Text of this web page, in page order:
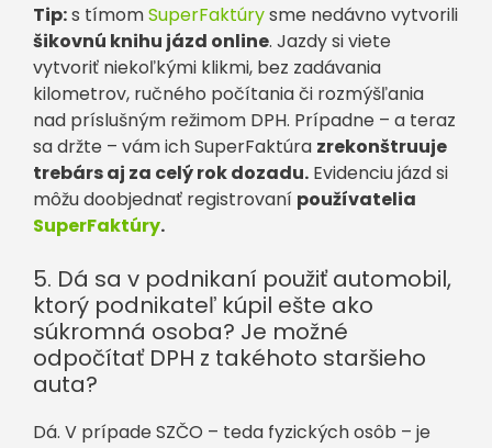
Tip:s tímomSuperFaktúrysme nedávno vytvorili
šikovnú knihu jázd online. Jazdy si viete
vytvoriť niekoľkými klikmi, bez zadávania
kilometrov, ručného počítania či rozmýšľania
nad príslušným režimom DPH. Prípadne – a teraz
sa držte – vám ich SuperFaktúra zrekonštruuje
trebárs aj za celý rok dozadu. Evidenciu jázd si
môžu doobjednať registrovaní používatelia
SuperFaktúry.
5. Dá sa v podnikaní použiť automobil,
ktorý podnikateľ kúpil ešte ako
súkromná osoba? Je možné
odpočítať DPH z takéhoto staršieho
auta?
Dá. V prípade SZČO – teda fyzických osôb – je